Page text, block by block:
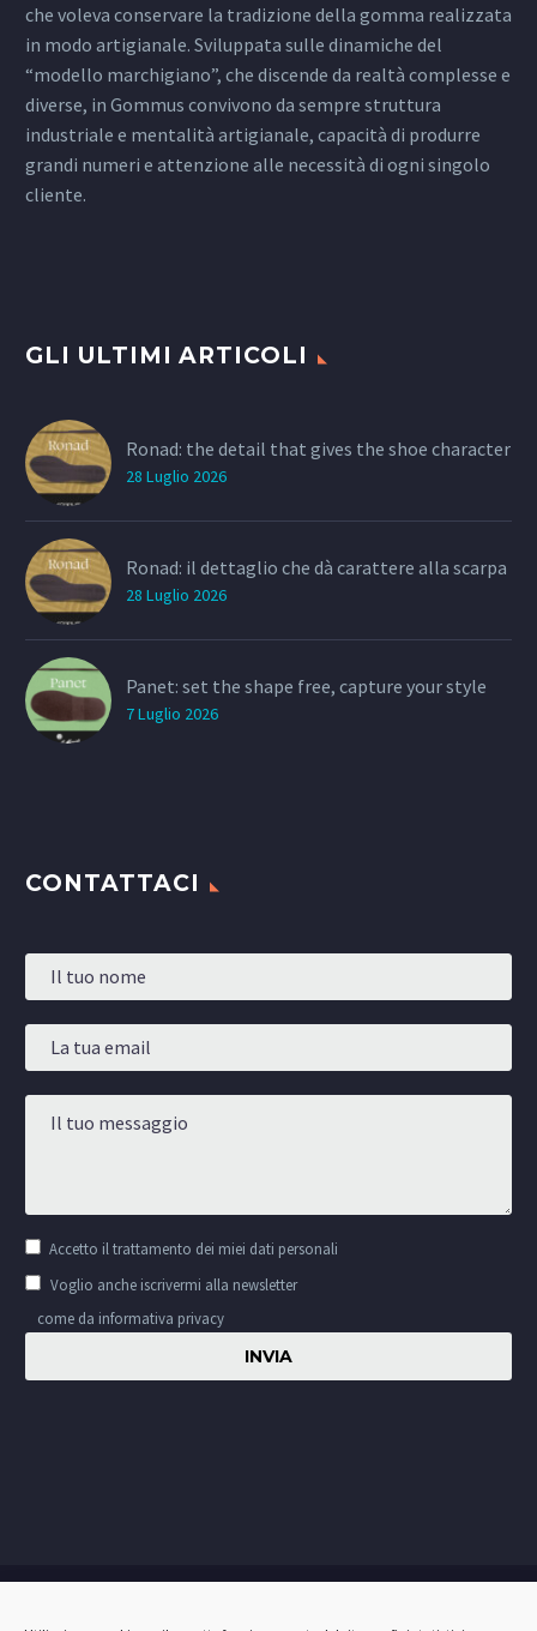
che voleva conservare la tradizione della gomma realizzata
in modo artigianale. Sviluppata sulle dinamiche del
“modello marchigiano”, che discende da realtà complesse e
diverse, in Gommus convivono da sempre struttura
industriale e mentalità artigianale, capacità di produrre
grandi numeri e attenzione alle necessità di ogni singolo
cliente.
GLI ULTIMI ARTICOLI
Ronad: the detail that gives the shoe character
28 Luglio 2026
Ronad: il dettaglio che dà carattere alla scarpa
28 Luglio 2026
Panet: set the shape free, capture your style
7 Luglio 2026
CONTATTACI
Accetto il trattamento dei miei dati personali
Voglio anche iscrivermi alla newsletter
come da informativa privacy